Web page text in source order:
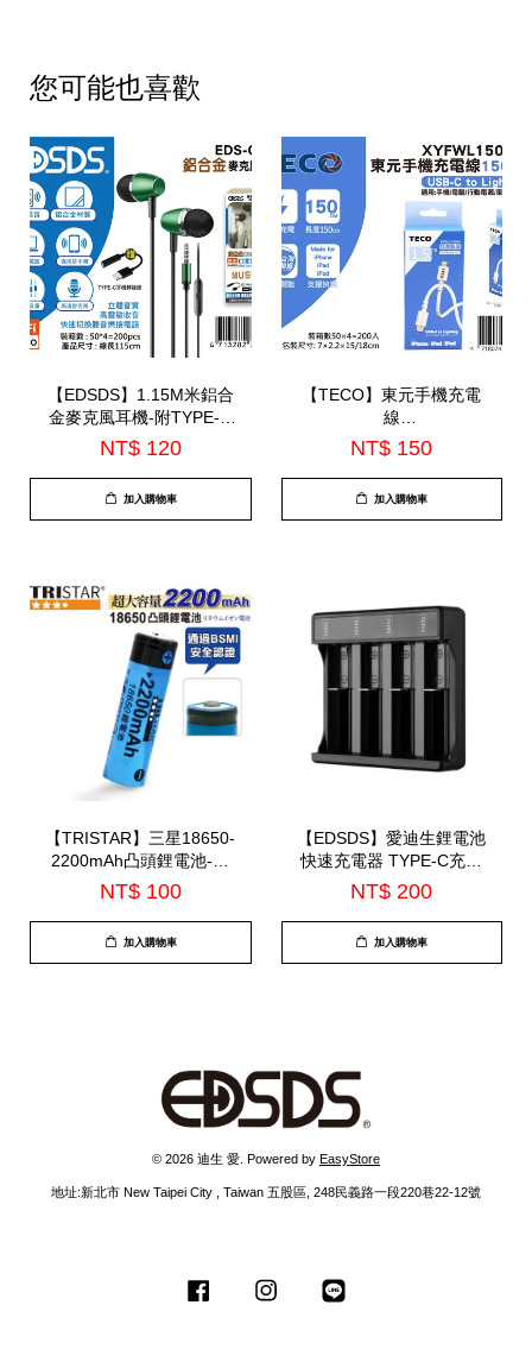
您可能也喜歡
【EDSDS】1.15M米鋁合
金麥克風耳機-附TYPE-C
轉接線(EDS-C524)
NT$ 120
加入購物車
【TECO】東元手機充電
線
150CM(XYFWL1503CL)
NT$ 150
加入購物車
【TRISTAR】三星18650-
2200mAh凸頭鋰電池-單
入 (WD-8119)
NT$ 100
加入購物車
【EDSDS】愛迪生鋰電池
快速充電器 TYPE-C充電
孔4槽(EDS-G838)
NT$ 200
加入購物車
© 2026 迪生 愛. Powered by EasyStore
地址:新北市 New Taipei City , Taiwan 五股區, 248民義路一段220巷22-12號
Facebook Instagram